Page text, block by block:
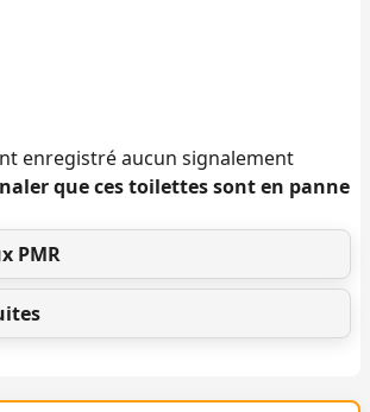
enregistré aucun signalement
que ces toilettes sont en panne
PMR